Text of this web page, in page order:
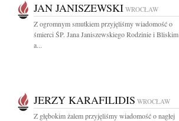
JAN JANISZEWSKI WROCŁAW
Z ogromnym smutkiem przyjęliśmy wiadomość o
śmierci ŚP. Jana Janiszewskiego Rodzinie i Bliskim
a...
JERZY KARAFILIDIS WROCŁAW
Z głębokim żalem przyjęliśmy wiadomość o nagłej